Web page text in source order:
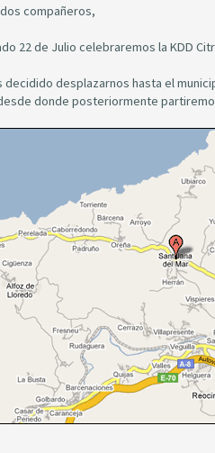
compañeros,
22 de Julio celebraremos la KDD
decidido desplazarnos hasta el
donde posteriormente